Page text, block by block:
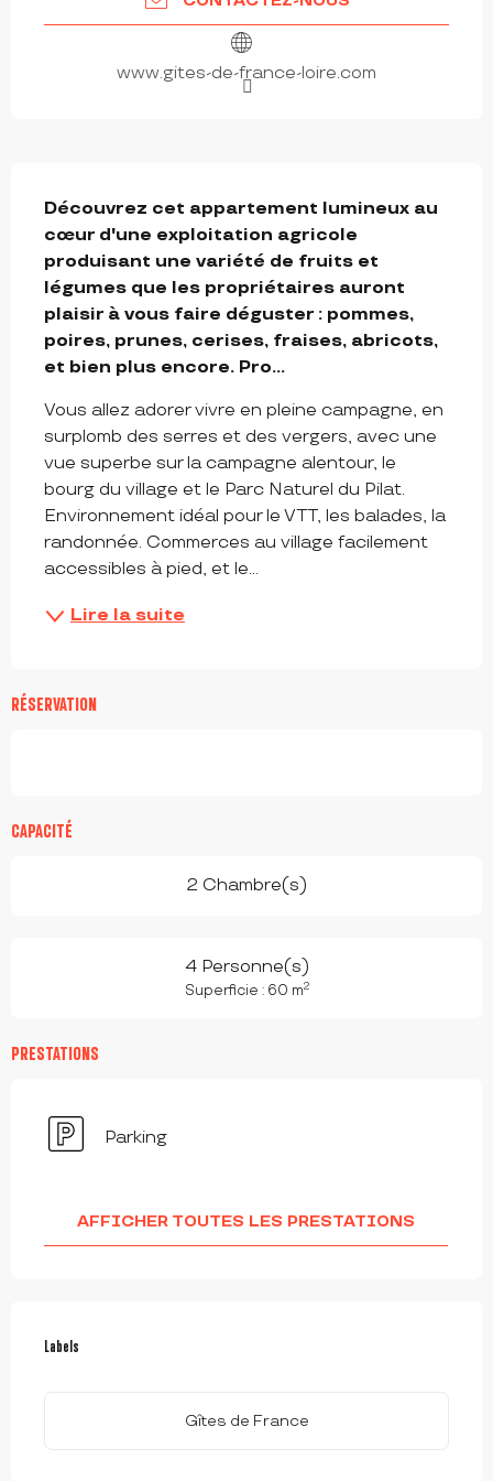
www.gites-de-france-loire.com
Découvrez cet appartement lumineux au
cœur d'une exploitation agricole
produisant une variété de fruits et
légumes que les propriétaires auront
plaisir à vous faire déguster : pommes,
poires, prunes, cerises, fraises, abricots,
et bien plus encore. Pro...
Vous allez adorer vivre en pleine campagne, en
surplomb des serres et des vergers, avec une
vue superbe sur la campagne alentour, le
bourg du village et le Parc Naturel du Pilat.
Environnement idéal pour le VTT, les balades, la
randonnée. Commerces au village facilement
accessibles à pied, et le...
Lire la suite
RÉSERVATION
CAPACITÉ
2 Chambre(s)
4 Personne(s)
Superficie : 60 m2
PRESTATIONS
Parking
AFFICHER TOUTES LES PRESTATIONS
Labels
Labels
Gîtes de France